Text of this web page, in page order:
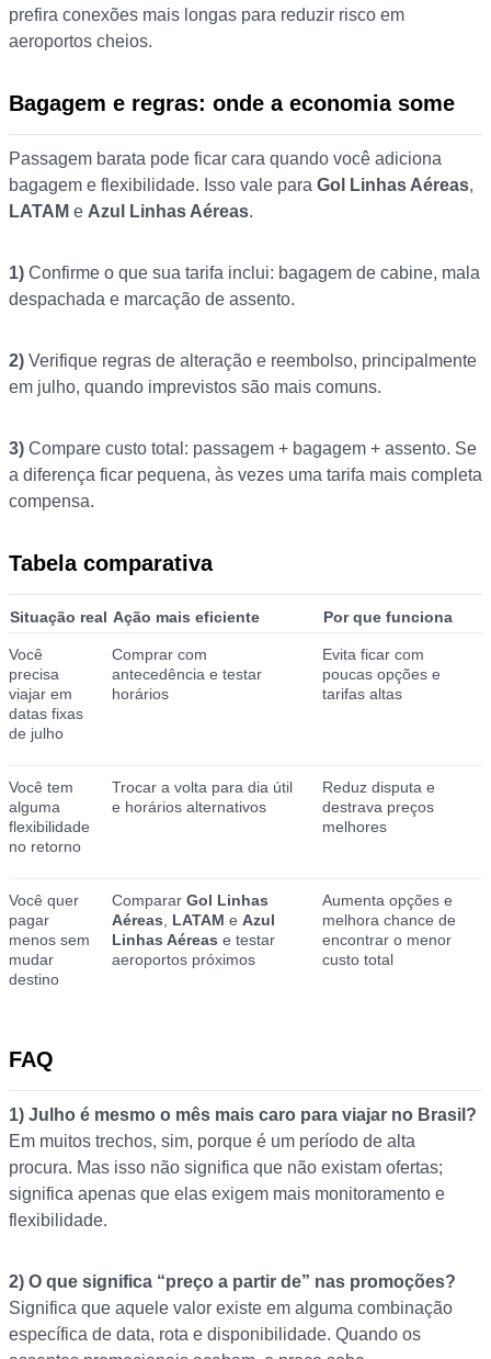
prefira conexões mais longas para reduzir risco em
aeroportos cheios.
Bagagem e regras: onde a economia some
Passagem barata pode ficar cara quando você adiciona
bagagem e flexibilidade. Isso vale para Gol Linhas Aéreas,
LATAM e Azul Linhas Aéreas.
1) Confirme o que sua tarifa inclui: bagagem de cabine, mala
despachada e marcação de assento.
2) Verifique regras de alteração e reembolso, principalmente
em julho, quando imprevistos são mais comuns.
3) Compare custo total: passagem + bagagem + assento. Se
a diferença ficar pequena, às vezes uma tarifa mais completa
compensa.
Tabela comparativa
Situação real Ação mais eficiente Por que funciona
Você
precisa
viajar em
datas fixas
de julho
Comprar com
antecedência e testar
horários
Evita ficar com
poucas opções e
tarifas altas
Você tem
alguma
flexibilidade
no retorno
Trocar a volta para dia útil
e horários alternativos
Reduz disputa e
destrava preços
melhores
Você quer
pagar
menos sem
mudar
destino
Comparar Gol Linhas
Aéreas, LATAM e Azul
Linhas Aéreas e testar
aeroportos próximos
Aumenta opções e
melhora chance de
encontrar o menor
custo total
FAQ
1) Julho é mesmo o mês mais caro para viajar no Brasil?
Em muitos trechos, sim, porque é um período de alta
procura. Mas isso não significa que não existam ofertas;
significa apenas que elas exigem mais monitoramento e
flexibilidade.
2) O que significa “preço a partir de” nas promoções?
Significa que aquele valor existe em alguma combinação
específica de data, rota e disponibilidade. Quando os